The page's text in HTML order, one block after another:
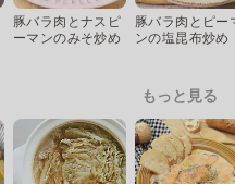
豚バラ肉とナスピ
ーマンのみそ炒め
豚バラ肉とピー
ンの塩昆布炒め
もっと見る